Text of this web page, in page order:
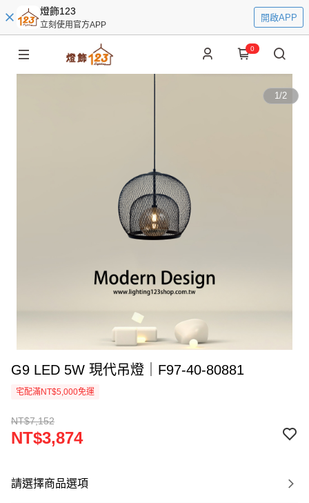
燈飾123
立刻使用官方APP
開啟APP
0
1/2
G9 LED 5W 現代吊燈｜F97-40-80881
宅配滿NT$5,000免運
NT$7,152
NT$3,874
請選擇商品選項